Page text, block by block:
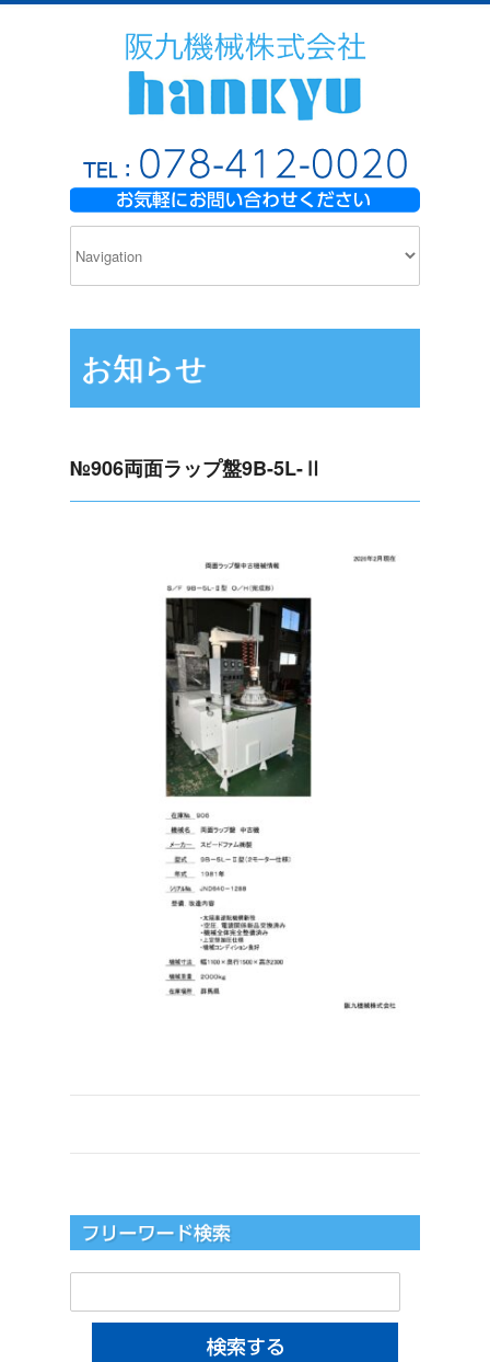
お知らせ
№906両面ラップ盤9B-5L-Ⅱ